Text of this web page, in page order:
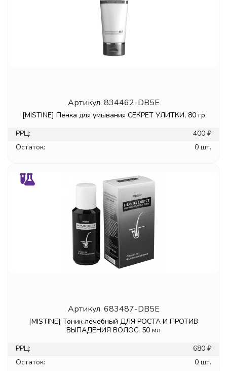
Артикул. 834462-DB5E
[MISTINE] Пенка для умывания СЕКРЕТ УЛИТКИ, 80 гр
РРЦ:
400 ₽
Остаток:
0 шт.
Артикул. 683487-DB5E
[MISTINE] Тоник лечебный ДЛЯ РОСТА И ПРОТИВ
ВЫПАДЕНИЯ ВОЛОС, 50 мл
РРЦ:
680 ₽
Остаток:
0 шт.